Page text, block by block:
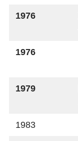
1976
1976
1979
1983